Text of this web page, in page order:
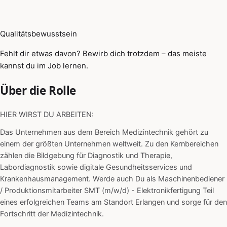
Qualitätsbewusstsein
Fehlt dir etwas davon? Bewirb dich trotzdem – das meiste
kannst du im Job lernen.
Über die Rolle
HIER WIRST DU ARBEITEN:
Das Unternehmen aus dem Bereich Medizintechnik gehört zu
einem der größten Unternehmen weltweit. Zu den Kernbereichen
zählen die Bildgebung für Diagnostik und Therapie,
Labordiagnostik sowie digitale Gesundheitsservices und
Krankenhausmanagement. Werde auch Du als Maschinenbediener
/ Produktionsmitarbeiter SMT (m/w/d) - Elektronikfertigung Teil
eines erfolgreichen Teams am Standort Erlangen und sorge für den
Fortschritt der Medizintechnik.